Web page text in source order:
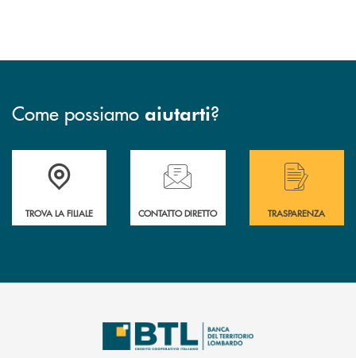
Come possiamo aiutarti?
Accedi all' elenco completo delle filiali .
TROVA LA FILIALE
Hai bisogno di assistenza immediata?
CONTATTO DIRETTO
Hai bisogno di
TRASPARENZA